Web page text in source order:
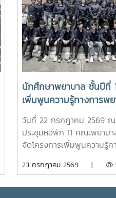
นักศึกษาพยาบาล ชั้นปีที่
เพิ่มพูนความรู้ทางการพ
เสริมสร้างอัตลักษณ์และคว
ภูมิใจในสถาบัน ภายใต้รา
โจ้วิถีใหม่
วันที่ 22 กรกฎาคม 2569
ประชุมหอพัก 11 คณะพยาบ
จัดโครงการเพิ่มพูนความรู้ท
ศาสตร์ ชั้นปีที่ 1 เพื่อส่งเสริม
23 กรกฎาคม 2569 |